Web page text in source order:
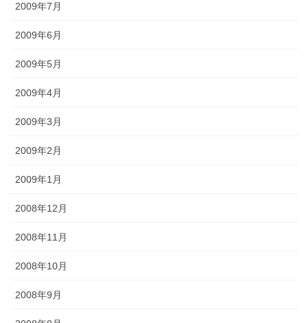
2009年7月
2009年6月
2009年5月
2009年4月
2009年3月
2009年2月
2009年1月
2008年12月
2008年11月
2008年10月
2008年9月